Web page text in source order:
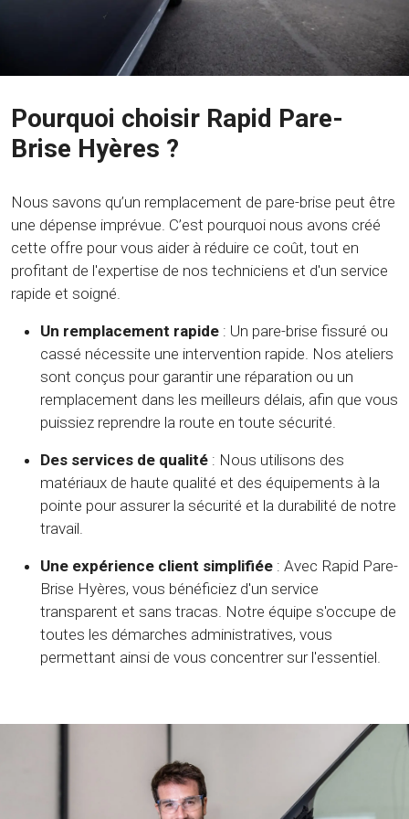
Pourquoi choisir Rapid Pare-
Brise Hyères ?
Nous savons qu’un remplacement de pare-brise peut être
une dépense imprévue. C’est pourquoi nous avons créé
cette offre pour vous aider à réduire ce coût, tout en
profitant de l'expertise de nos techniciens et d'un service
rapide et soigné.
Un remplacement rapide : Un pare-brise fissuré ou
cassé nécessite une intervention rapide. Nos ateliers
sont conçus pour garantir une réparation ou un
remplacement dans les meilleurs délais, afin que vous
puissiez reprendre la route en toute sécurité.
Des services de qualité : Nous utilisons des
matériaux de haute qualité et des équipements à la
pointe pour assurer la sécurité et la durabilité de notre
travail.
Une expérience client simplifiée : Avec Rapid Pare-
Brise Hyères, vous bénéficiez d'un service
transparent et sans tracas. Notre équipe s'occupe de
toutes les démarches administratives, vous
permettant ainsi de vous concentrer sur l'essentiel.